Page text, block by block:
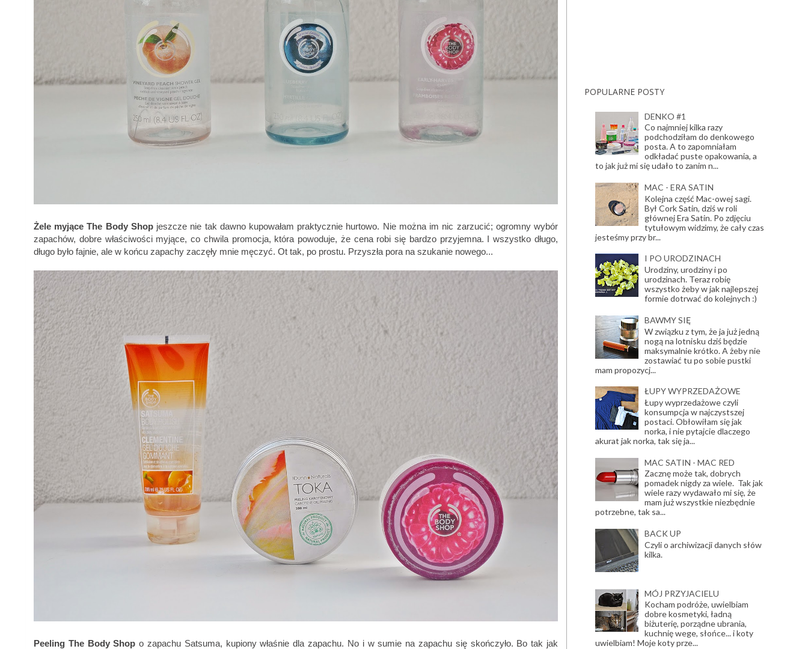
Żele myjące The Body Shopjeszcze nie tak dawno kupowałam praktycznie hurtowo. Nie można im nic zarzucić; ogromny wybór
zapachów, dobre właściwości myjące, co chwila promocja, która powoduje, że cena robi się bardzo przyjemna. I wszystko długo,
długo było fajnie, ale w końcu zapachy zaczęły mnie męczyć. Ot tak, po prostu. Przyszła pora na szukanie nowego...
Peeling The Body Shop o zapachu Satsuma, kupiony właśnie dla zapachu. No i w sumie na zapachu się skończyło. Bo tak jak
POPULARNE POSTY
DENKO #1
Co najmniej kilka razy
podchodziłam do denkowego
posta. A to zapomniałam
odkładać puste opakowania, a
to jak już mi się udało to zanim n...
MAC - ERA SATIN
Kolejna część Mac-owej sagi.
Był Cork Satin, dziś w roli
głównej Era Satin. Po zdjęciu
tytułowym widzimy, że cały czas
jesteśmy przy br...
I PO URODZINACH
Urodziny, urodziny i po
urodzinach. Teraz robię
wszystko żeby w jak najlepszej
formie dotrwać do kolejnych :)
BAWMY SIĘ
W związku z tym, że ja już jedną
nogą na lotnisku dziś będzie
maksymalnie krótko. A żeby nie
zostawiać tu po sobie pustki
mam propozycj...
ŁUPY WYPRZEDAŻOWE
Łupy wyprzedażowe czyli
konsumpcja w najczystszej
postaci. Obłowiłam się jak
norka, i nie pytajcie dlaczego
akurat jak norka, tak się ja...
MAC SATIN - MAC RED
Zacznę może tak, dobrych
pomadek nigdy za wiele. Tak jak
wiele razy wydawało mi się, że
mam już wszystkie niezbędnie
potrzebne, tak sa...
BACK UP
Czyli o archiwizacji danych słów
kilka.
MÓJ PRZYJACIELU
Kocham podróże, uwielbiam
dobre kosmetyki, ładną
biżuterię, porządne ubrania,
kuchnię wege, słońce... i koty
uwielbiam! Moje koty prze...